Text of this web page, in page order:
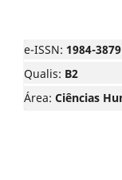
e-ISSN: 1984-3879
Qualis: B2
Área: Ciências